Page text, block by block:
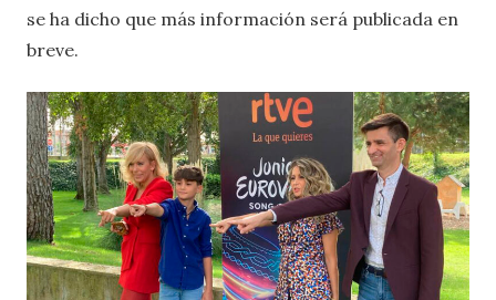
se ha dicho que más información será publicada en
breve.